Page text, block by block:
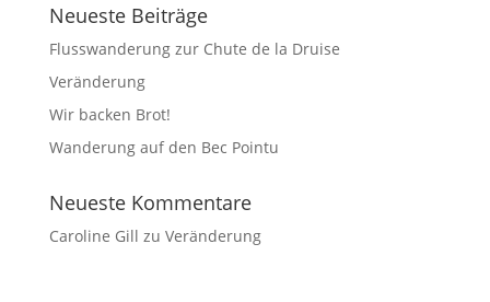
Neueste Beiträge
Flusswanderung zur Chute de la Druise
Veränderung
Wir backen Brot!
Wanderung auf den Bec Pointu
Neueste Kommentare
Caroline Gill zu Veränderung